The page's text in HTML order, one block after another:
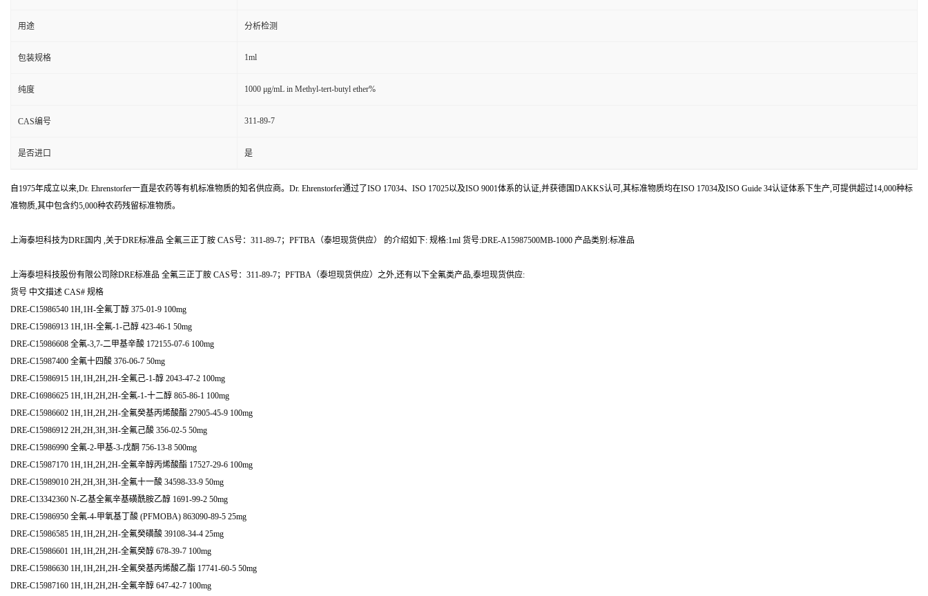
用途 分析检测
包装规格 1ml
纯度 1000 μg/mL in Methyl-tert-butyl ether%
CAS编号 311-89-7
是否进口 是
自1975年成立以来,Dr. Ehrenstorfer一直是农药等有机标准物质的知名供应商。Dr. Ehrenstorfer通过了ISO 17034、ISO 17025以及ISO 9001体系的认证,并获德国DAKKS认可,其标准物质均在ISO 17034及ISO Guide 34认证体系下生产,可提供超过14,000种标
准物质,其中包含约5,000种农药残留标准物质。
上海泰坦科技为DRE国内 ,关于DRE标准品 全氟三正丁胺 CAS号：311-89-7；PFTBA（泰坦现货供应） 的介绍如下: 规格:1ml 货号:DRE-A15987500MB-1000 产品类别:标准品
上海泰坦科技股份有限公司除DRE标准品 全氟三正丁胺 CAS号：311-89-7；PFTBA（泰坦现货供应）之外,还有以下全氟类产品,泰坦现货供应:
货号 中文描述 CAS# 规格
DRE-C15986540 1H,1H-全氟丁醇 375-01-9 100mg
DRE-C15986913 1H,1H-全氟-1-己醇 423-46-1 50mg
DRE-C15986608 全氟-3,7-二甲基辛酸 172155-07-6 100mg
DRE-C15987400 全氟十四酸 376-06-7 50mg
DRE-C15986915 1H,1H,2H,2H-全氟己-1-醇 2043-47-2 100mg
DRE-C16986625 1H,1H,2H,2H-全氟-1-十二醇 865-86-1 100mg
DRE-C15986602 1H,1H,2H,2H-全氟癸基丙烯酸酯 27905-45-9 100mg
DRE-C15986912 2H,2H,3H,3H-全氟己酸 356-02-5 50mg
DRE-C15986990 全氟-2-甲基-3-戊酮 756-13-8 500mg
DRE-C15987170 1H,1H,2H,2H-全氟辛醇丙烯酸酯 17527-29-6 100mg
DRE-C15989010 2H,2H,3H,3H-全氟十一酸 34598-33-9 50mg
DRE-C13342360 N-乙基全氟辛基磺酰胺乙醇 1691-99-2 50mg
DRE-C15986950 全氟-4-甲氧基丁酸 (PFMOBA) 863090-89-5 25mg
DRE-C15986585 1H,1H,2H,2H-全氟癸磺酸 39108-34-4 25mg
DRE-C15986601 1H,1H,2H,2H-全氟癸醇 678-39-7 100mg
DRE-C15986630 1H,1H,2H,2H-全氟癸基丙烯酸乙酯 17741-60-5 50mg
DRE-C15987160 1H,1H,2H,2H-全氟辛醇 647-42-7 100mg